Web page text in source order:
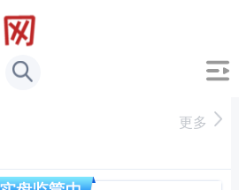
更多